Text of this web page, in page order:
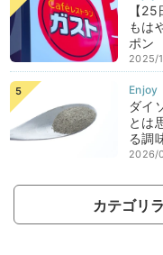
【
もは
ポン
2025/
ダイ
とは
る調
2026/
カテゴリ